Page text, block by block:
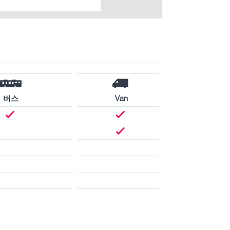
버스 Van